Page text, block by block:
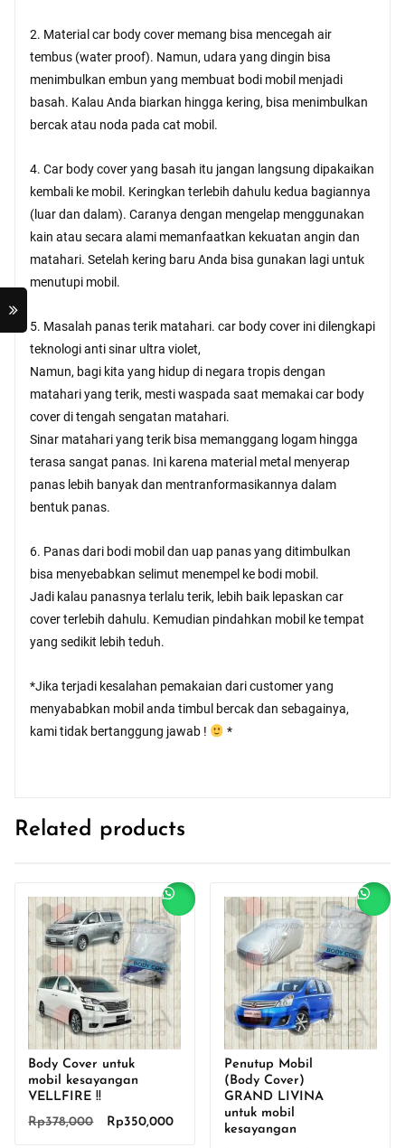
2. Material car body cover memang bisa mencegah air
tembus (water proof). Namun, udara yang dingin bisa
menimbulkan embun yang membuat bodi mobil menjadi
basah. Kalau Anda biarkan hingga kering, bisa menimbulkan
bercak atau noda pada cat mobil.
4. Car body cover yang basah itu jangan langsung dipakaikan
kembali ke mobil. Keringkan terlebih dahulu kedua bagiannya
(luar dan dalam). Caranya dengan mengelap menggunakan
kain atau secara alami memanfaatkan kekuatan angin dan
matahari. Setelah kering baru Anda bisa gunakan lagi untuk
menutupi mobil.
5. Masalah panas terik matahari. car body cover ini dilengkapi
teknologi anti sinar ultra violet,
Namun, bagi kita yang hidup di negara tropis dengan
matahari yang terik, mesti waspada saat memakai car body
cover di tengah sengatan matahari.
Sinar matahari yang terik bisa memanggang logam hingga
terasa sangat panas. Ini karena material metal menyerap
panas lebih banyak dan mentranformasikannya dalam
bentuk panas.
6. Panas dari bodi mobil dan uap panas yang ditimbulkan
bisa menyebabkan selimut menempel ke bodi mobil.
Jadi kalau panasnya terlalu terik, lebih baik lepaskan car
cover terlebih dahulu. Kemudian pindahkan mobil ke tempat
yang sedikit lebih teduh.
*Jika terjadi kesalahan pemakaian dari customer yang
menyababkan mobil anda timbul bercak dan sebagainya,
kami tidak bertanggung jawab !
*
Related products
Sale!
Body Cover untuk
mobil kesayangan
VELLFIRE !!
Rp378,000
Original
Rp350,000Current
Penutup Mobil
(Body Cover)
GRAND LIVINA
untuk mobil
kesayangan